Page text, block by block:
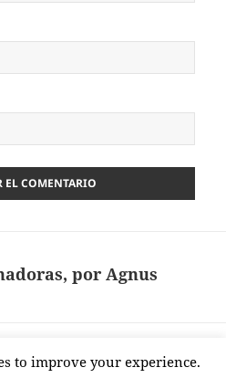
por Agnus
en Villalba
to improve your experience.